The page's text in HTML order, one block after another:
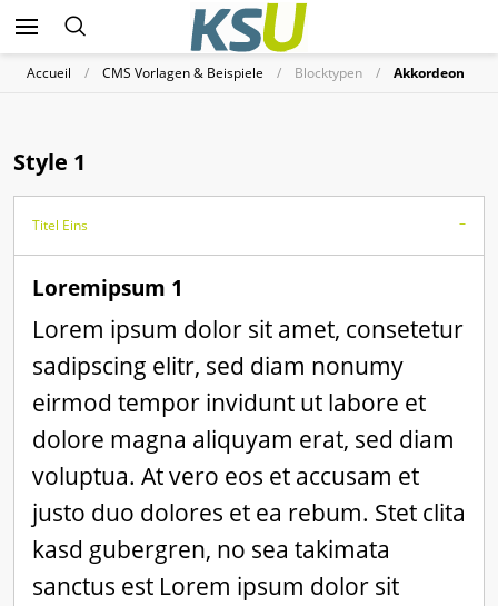
Accueil CMS Vorlagen & Beispiele Blocktypen Akkordeon
Style 1
Titel Eins
Loremipsum 1
Lorem ipsum dolor sit amet, consetetur
sadipscing elitr, sed diam nonumy
eirmod tempor invidunt ut labore et
dolore magna aliquyam erat, sed diam
voluptua. At vero eos et accusam et
justo duo dolores et ea rebum. Stet clita
kasd gubergren, no sea takimata
sanctus est Lorem ipsum dolor sit